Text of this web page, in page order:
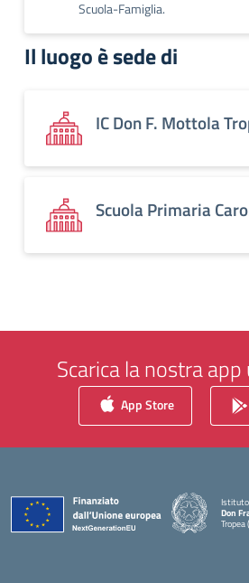
Scuola-Famiglia.
Il luogo è sede di
IC Don F. Mottola
Scuola Primaria
Scarica la nostra
App Store
Istituto
Don
Tropea
—